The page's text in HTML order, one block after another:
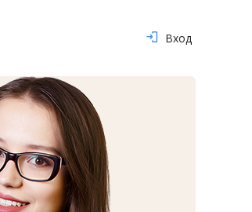
Вход